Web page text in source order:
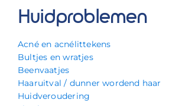
Huidproblemen
Acné en acnélittekens
Bultjes en wratjes
Beenvaatjes
Haaruitval / dunner wordend haar
Huidveroudering